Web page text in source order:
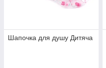
Шапочка для душу Дитяча